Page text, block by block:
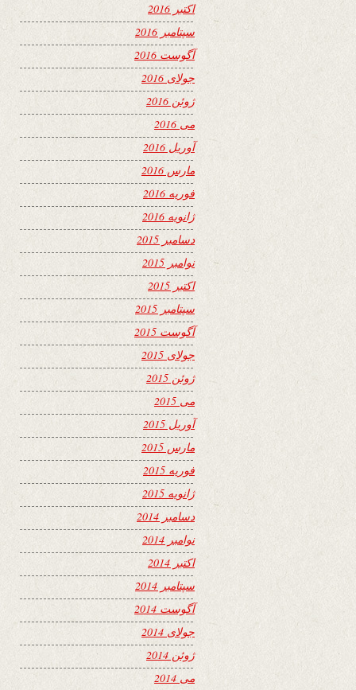
اکتبر 2016
سپتامبر 2016
آگوست 2016
جولای 2016
ژوئن 2016
می 2016
آوریل 2016
مارس 2016
فوریه 2016
ژانویه 2016
دسامبر 2015
نوامبر 2015
اکتبر 2015
سپتامبر 2015
آگوست 2015
جولای 2015
ژوئن 2015
می 2015
آوریل 2015
مارس 2015
فوریه 2015
ژانویه 2015
دسامبر 2014
نوامبر 2014
اکتبر 2014
سپتامبر 2014
آگوست 2014
جولای 2014
ژوئن 2014
می 2014